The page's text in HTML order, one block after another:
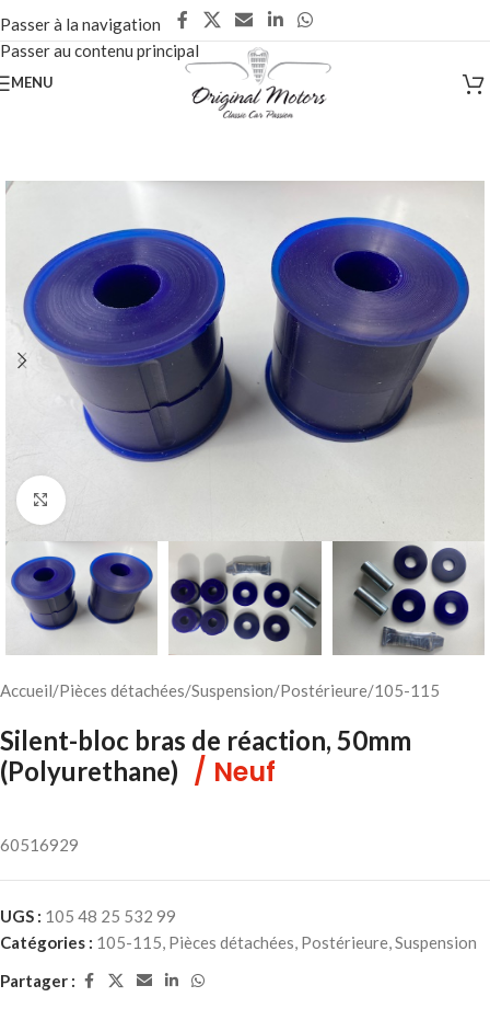
Passer à la navigation
Passer au contenu principal
MENU
Cliquez pour agrandir
Accueil/Pièces détachées/Suspension/Postérieure/105-115
Silent-bloc bras de réaction, 50mm
(Polyurethane) / Neuf
60516929
UGS : 105 48 25 532 99
Catégories : 105-115, Pièces détachées, Postérieure,Suspension
Partager :